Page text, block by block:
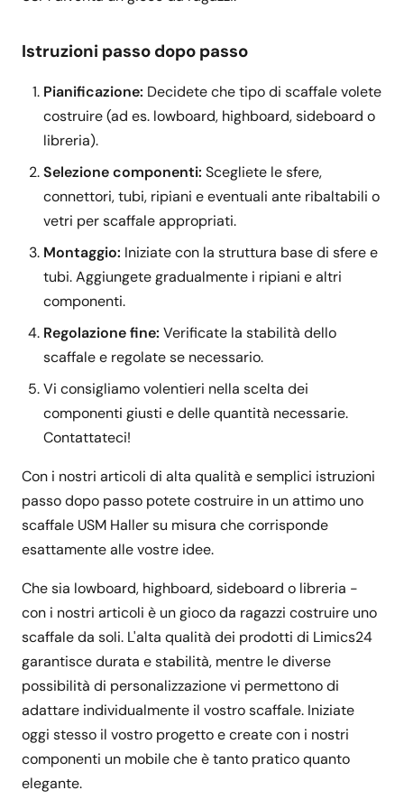
Istruzioni passo dopo passo
Pianificazione: Decidete che tipo di scaffale volete
costruire (ad es. lowboard, highboard, sideboard o
libreria).
Selezione componenti: Scegliete le sfere,
connettori, tubi, ripiani e eventuali ante ribaltabili o
vetri per scaffale appropriati.
Montaggio: Iniziate con la struttura base di sfere e
tubi. Aggiungete gradualmente i ripiani e altri
componenti.
Regolazione fine: Verificate la stabilità dello
scaffale e regolate se necessario.
Vi consigliamo volentieri nella scelta dei
componenti giusti e delle quantità necessarie.
Contattateci!
Con i nostri articoli di alta qualità e semplici istruzioni
passo dopo passo potete costruire in un attimo uno
scaffale USM Haller su misura che corrisponde
esattamente alle vostre idee.
Che sia lowboard, highboard, sideboard o libreria -
con i nostri articoli è un gioco da ragazzi costruire uno
scaffale da soli. L'alta qualità dei prodotti di Limics24
garantisce durata e stabilità, mentre le diverse
possibilità di personalizzazione vi permettono di
adattare individualmente il vostro scaffale. Iniziate
oggi stesso il vostro progetto e create con i nostri
componenti un mobile che è tanto pratico quanto
elegante.